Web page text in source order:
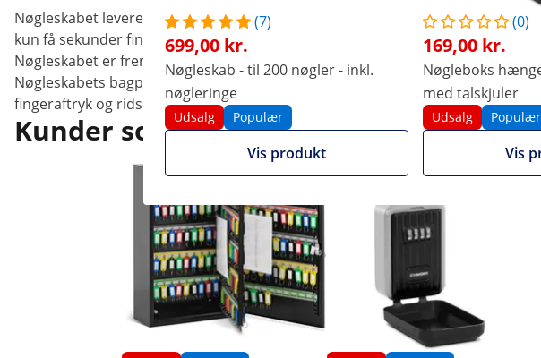
(7)
699,00 kr.
Nøgleskab - til 200 nøgler - inkl.
nøgleringe
Udsalg Populær
Vis produkt
(0)
169,00 kr.
Nøgleboks
med talskjuler
Udsalg Populær
Vis
Nøgleskabet leveres inkl. 54 nøgleringe af plast. Hver nøglering har et
kun få sekunder finde den nøgle du skal bruge.
Nøgleskabet er fremstillet af metal med en cylinderlås. Hertil medfølger en
Nøgleskabets bagplade er udstyret med forborede huller til montering på
fingeraftryk og ridser. Køb dette nøgleskab fra Stamony.
Kunder som kiggede på denne vare,